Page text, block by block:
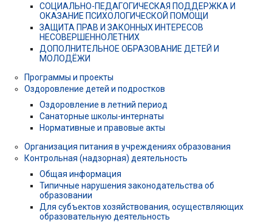
СОЦИАЛЬНО-ПЕДАГОГИЧЕСКАЯ ПОДДЕРЖКА И
ОКАЗАНИЕ ПСИХОЛОГИЧЕСКОЙ ПОМОЩИ
ЗАЩИТА ПРАВ И ЗАКОННЫХ ИНТЕРЕСОВ
НЕСОВЕРШЕННОЛЕТНИХ
ДОПОЛНИТЕЛЬНОЕ ОБРАЗОВАНИЕ ДЕТЕЙ И
МОЛОДЁЖИ
Программы и проекты
Оздоровление детей и подростков
Оздоровление в летний период
Санаторные школы-интернаты
Нормативные и правовые акты
Организация питания в учреждениях образования
Контрольная (надзорная) деятельность
Общая информация
Типичные нарушения законодательства об
образовании
Для субъектов хозяйствования, осуществляющих
образовательную деятельность